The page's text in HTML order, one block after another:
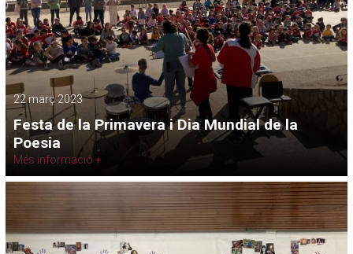
22 març 2023
Festa de la Primavera i Dia Mundial de la
Poesia
Més informació +